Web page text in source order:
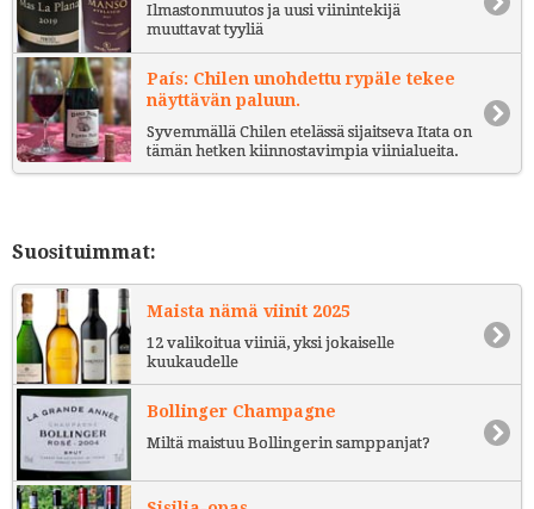
Ilmastonmuutos ja uusi viinintekijä
muuttavat tyyliä
País: Chilen unohdettu rypäle tekee
näyttävän paluun.
Syvemmällä Chilen etelässä sijaitseva Itata on
tämän hetken kiinnostavimpia viinialueita.
Suosituimmat:
Maista nämä viinit 2025
12 valikoitua viiniä, yksi jokaiselle
kuukaudelle
Bollinger Champagne
Miltä maistuu Bollingerin samppanjat?